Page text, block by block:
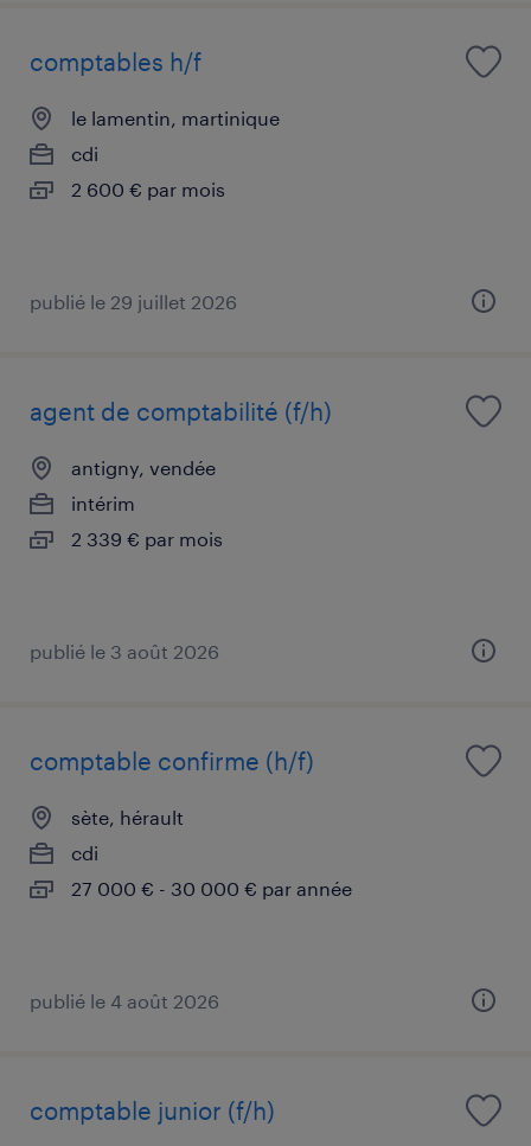
comptables h/f
le lamentin, martinique
cdi
2 600 € par mois
publié le 29 juillet 2026
agent de comptabilité (f/h)
antigny, vendée
intérim
2 339 € par mois
publié le 3 août 2026
comptable confirme (h/f)
sète, hérault
cdi
27 000 € - 30 000 € par année
publié le 4 août 2026
comptable junior (f/h)